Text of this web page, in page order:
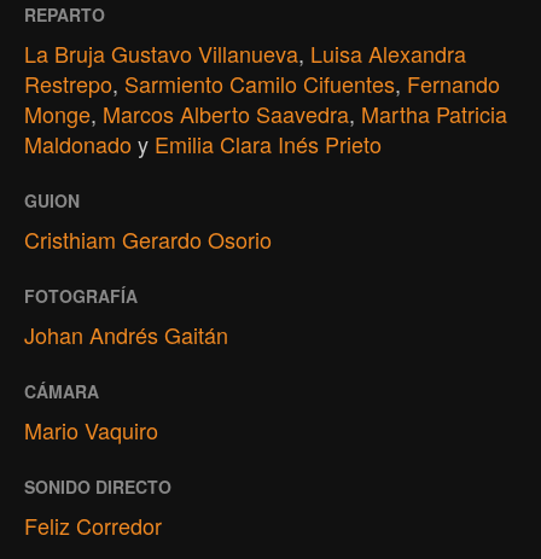
REPARTO
La Bruja Gustavo Villanueva, Luisa Alexandra
Restrepo, Sarmiento Camilo Cifuentes, Fernando
Monge, Marcos Alberto Saavedra, Martha Patricia
Maldonadoy Emilia Clara Inés Prieto
GUION
Cristhiam Gerardo Osorio
FOTOGRAFÍA
Johan Andrés Gaitán
CÁMARA
Mario Vaquiro
SONIDO DIRECTO
Feliz Corredor